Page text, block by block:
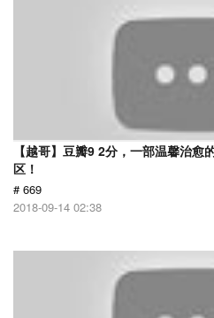
【越哥】豆瓣9 2分，一部温馨治愈
区！
# 669
2018-09-14 02:38